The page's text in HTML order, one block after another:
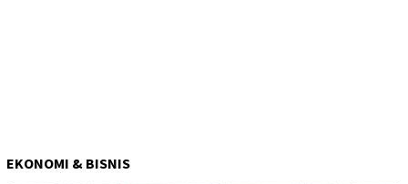
EKONOMI & BISNIS